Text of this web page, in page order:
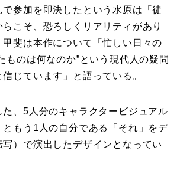
参加を即決したという水原は「徒
こそ、恐ろしくリアリティがあり
甲斐は本作について「忙しい日々の
ものは何なのか”という現代人の疑問
じています」と語っている。
た、5人分のキャラクタービジュアル
ともう1人の自分である「それ」をデ
写）で演出したデザインとなってい